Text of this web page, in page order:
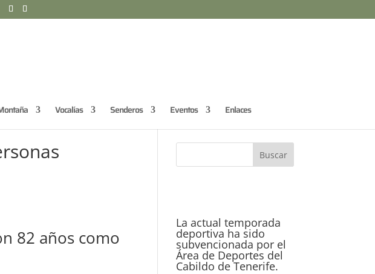
Vocalías Senderos Eventos Enlaces
82 años como
La actual temporada
deportiva ha sido
subvencionada por el
Área de Deportes del
Cabildo de Tenerife.